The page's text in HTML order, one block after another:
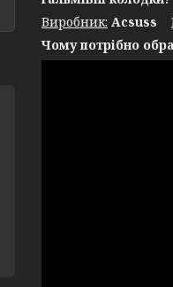
Виробник: Acsuss
Чому потрібно